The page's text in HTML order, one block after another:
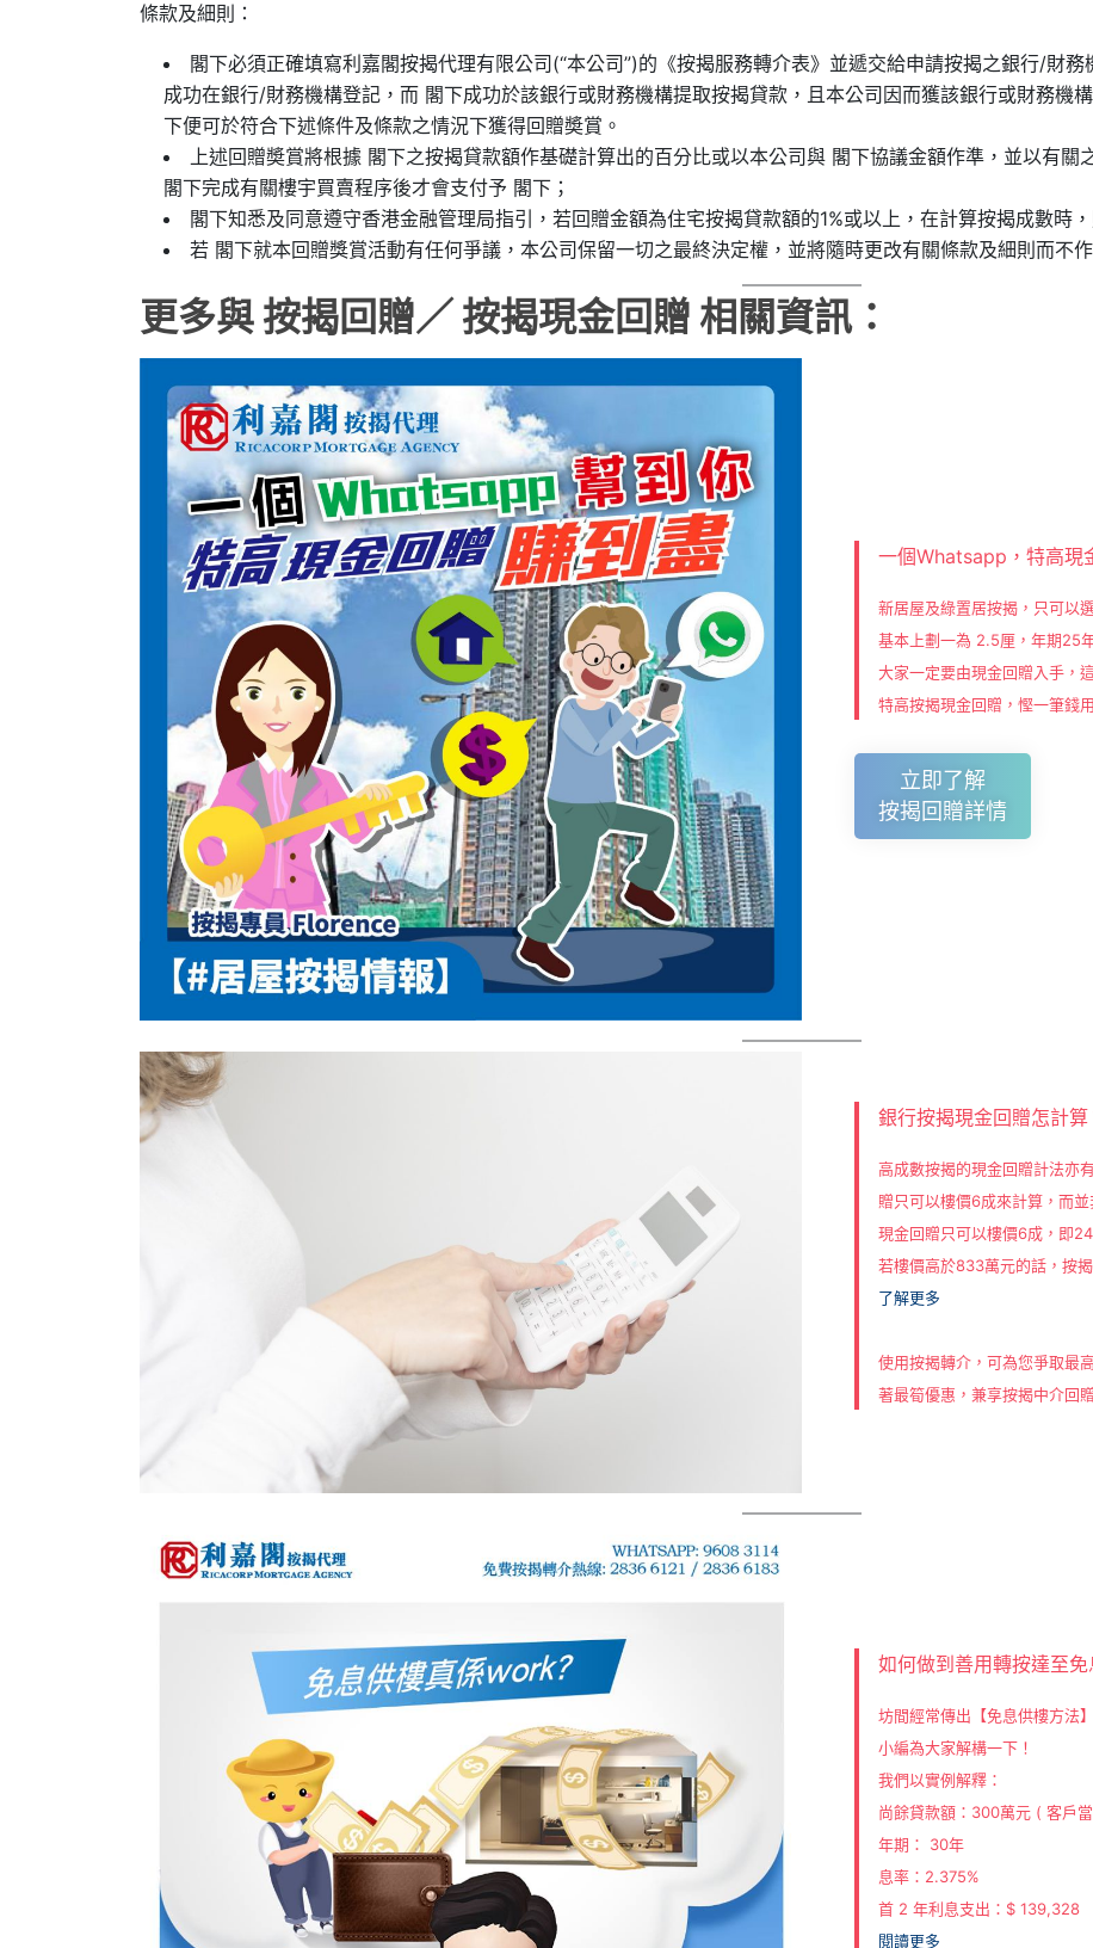
條款及細則：
閣下必須正確填寫利嘉閣按揭代理有限公司(“本公司”)的《按揭服務轉介表》並遞交給申請按揭之銀行/財
成功在銀行/財務機構登記，而 閣下成功於該銀行或財務機構提取按揭貸款，且本公司因而獲該銀行或財務機
下便可於符合下述條件及條款之情況下獲得回贈奬賞。
上述回贈奬賞將根據 閣下之按揭貸款額作基礎計算出的百分比或以本公司與 閣下協議金額作準，並以有關
閣下完成有關樓宇買賣程序後才會支付予 閣下；
閣下知悉及同意遵守香港金融管理局指引，若回贈金額為住宅按揭貸款額的1%或以上，在計算按揭成數時
若 閣下就本回贈獎賞活動有任何爭議，本公司保留一切之最終決定權，並將隨時更改有關條款及細則而不
更多與 按揭回贈／ 按揭現金回贈 相關資訊：
一個Whatsapp，特高現
新居屋及綠置居按揭，只可以
基本上劃一為 2.5厘，年期25
大家一定要由現金回贈入手，
特高按揭現金回贈，慳一筆錢
立即了解
按揭回贈詳情
銀行按揭現金回贈怎計算
高成數按揭的現金回贈計法亦
贈只可以樓價6成來計算，而
現金回贈只可以樓價6成，即
若樓價高於833萬元的話，按
了解更多
使用按揭轉介，可為您爭取最
著最筍優惠，兼享按揭中介回
如何做到善用轉按達至免
坊間經常傳出【免息供樓方法
小編為大家解構一下！
我們以實例解釋：
尚餘貸款額：300萬元 ( 客戶
年期： 30年
息率：2.375%
首 2 年利息支出：$ 139,328
閱讀更多